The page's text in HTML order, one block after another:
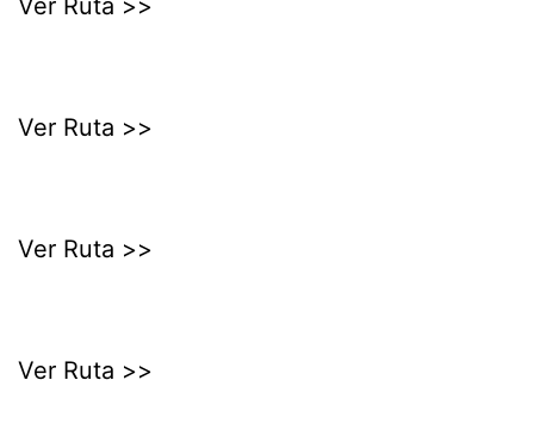
Ver Ruta >>
Ver Ruta >>
Ver Ruta >>
Ver Ruta >>